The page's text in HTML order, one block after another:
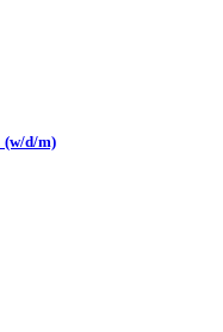
(w/d/m)